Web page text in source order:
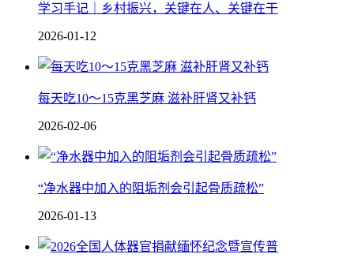
学习手记｜乡村振兴，关键在人、关键在干
2026-01-12
每天吃10～15克黑芝麻 滋补肝肾又补钙
2026-02-06
“净水器中加入的阻垢剂会引起骨质疏松”
2026-01-13